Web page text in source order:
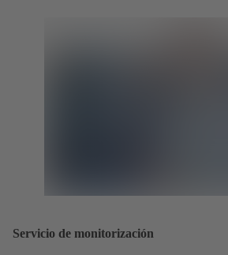
Servicio de monitorización